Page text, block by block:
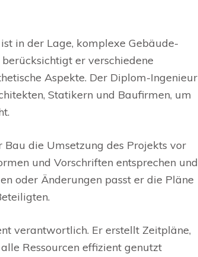
in der Lage, komplexe Gebäude-
er verschiedene
Aspekte. Der Diplom-Ingenieur
Statikern und Baufirmen, um
die Umsetzung des Projekts vor
und Vorschriften entsprechen und
oder Änderungen passt er die Pläne
verantwortlich. Er erstellt Zeitpläne,
Ressourcen effizient genutzt